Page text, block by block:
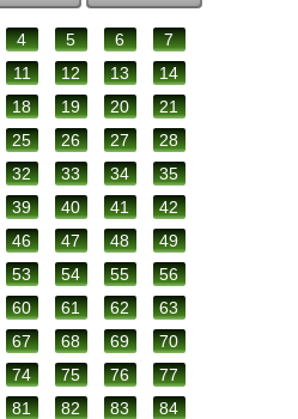
4 5 6
7
11 12 13
14
18 19 20
21
25 26 27
28
32 33 34
35
39 40 41
42
46 47 48
49
53 54 55
56
60 61 62
63
67 68 69
70
74 75 76
77
81 82 83
84